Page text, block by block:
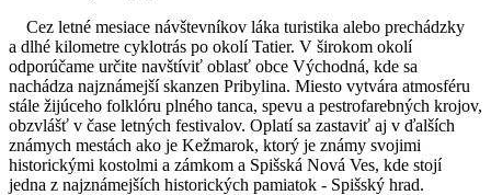
Cez letné mesiace návštevníkov láka turistika alebo prechádzky
a dlhé kilometre cyklotrás po okolí Tatier. V širokom okolí
odporúčame určite navštíviť oblasť obce Východná, kde sa
nachádza najznámejší skanzen Pribylina. Miesto vytvára atmosféru
stále žijúceho folklóru plného tanca, spevu a pestrofarebných krojov,
obzvlášť v čase letných festivalov. Oplatí sa zastaviť aj v ďalších
známych mestách ako je Kežmarok, ktorý je známy svojimi
historickými kostolmi a zámkom a Spišská Nová Ves, kde stojí
jedna z najznámejších historických pamiatok - Spišský hrad.